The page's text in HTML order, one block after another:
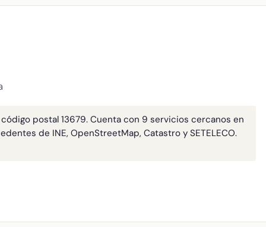
postal 13679. Cuenta con 9 servicios cercanos en
de INE, OpenStreetMap, Catastro y SETELECO.